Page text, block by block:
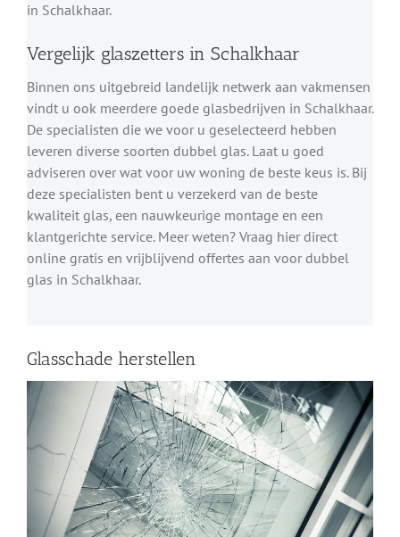
in Schalkhaar.
Vergelijk glaszetters in Schalkhaar
Binnen ons uitgebreid landelijk netwerk aan vakmensen
vindt u ook meerdere goede glasbedrijven in Schalkhaar.
De specialisten die we voor u geselecteerd hebben
leveren diverse soorten dubbel glas. Laat u goed
adviseren over wat voor uw woning de beste keus is. Bij
deze specialisten bent u verzekerd van de beste
kwaliteit glas, een nauwkeurige montage en een
klantgerichte service. Meer weten? Vraag hier direct
online gratis en vrijblijvend offertes aan voor dubbel
glas in Schalkhaar.
Glasschade herstellen